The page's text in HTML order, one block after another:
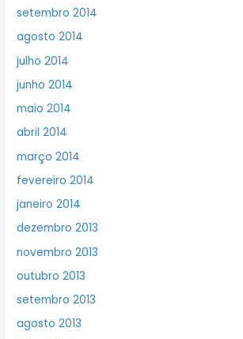
setembro 2014
agosto 2014
julho 2014
junho 2014
maio 2014
abril 2014
março 2014
fevereiro 2014
janeiro 2014
dezembro 2013
novembro 2013
outubro 2013
setembro 2013
agosto 2013